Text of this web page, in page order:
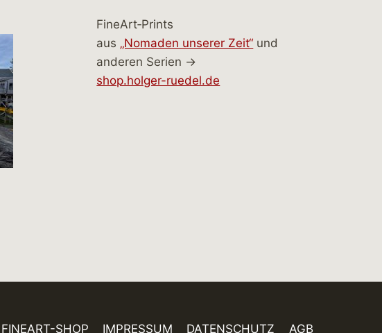
FineArt‑Prints
aus „Nomaden unserer Zeit“ und
anderen Serien →
shop.holger-ruedel.de
FINEART-SHOP IMPRESSUM DATENSCHUTZ AGB